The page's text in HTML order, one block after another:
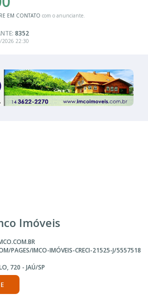
EM CONTATO com o anunciante.
8352
2026 22:30
Imóveis
PAGES/IMCO-IMÓVEIS-CRECI-21525-J/5557518
720 - JAÚ/SP